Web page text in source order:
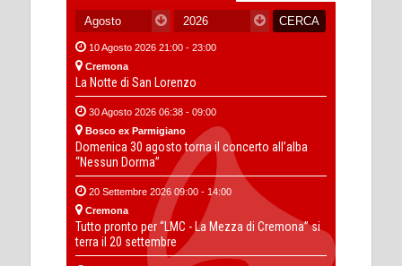
10 Agosto 2026 21:00 - 23:00
Cremona
La Notte di San Lorenzo
30 Agosto 2026 06:38 - 09:00
Bosco ex Parmigiano
Domenica 30 agosto torna il concerto all’alba
“Nessun Dorma”
20 Settembre 2026 09:00 - 14:00
Cremona
Tutto pronto per “LMC - La Mezza di Cremona” si
terra il 20 settembre